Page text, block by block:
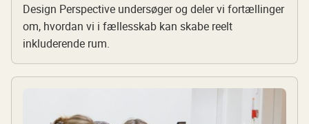
Design Perspective undersøger og deler vi fortællinger
om, hvordan vi i fællesskab kan skabe reelt
inkluderende rum.